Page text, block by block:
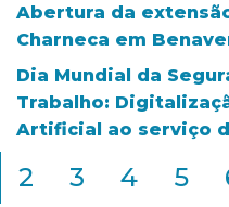
Abertura da
Charneca em
Dia Mundial da
Trabalho:
Artificial ao serviço
2 3 4 5